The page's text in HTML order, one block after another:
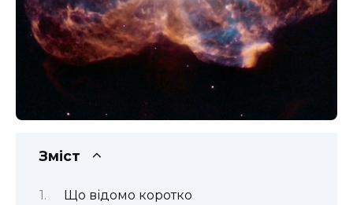
Зміст
Що відомо коротко